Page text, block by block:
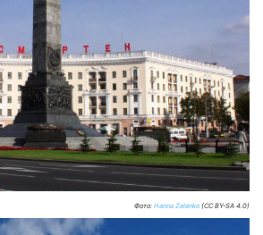
Фото: Hanna Zelenko (CC BY-SA 4.0)